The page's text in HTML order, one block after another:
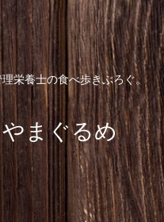
栄養士の食べ歩きぶろぐ。
まぐるめ